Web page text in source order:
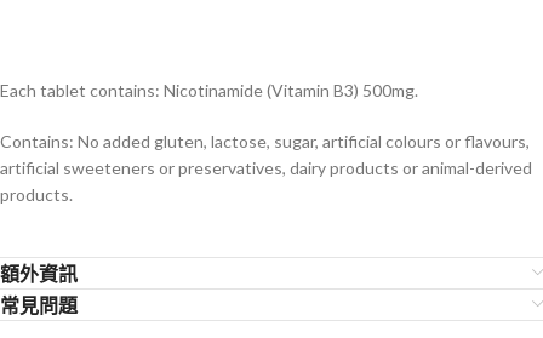
Each tablet contains: Nicotinamide (Vitamin B3) 500mg.
Contains: No added gluten, lactose, sugar, artificial colours or flavours,
artificial sweeteners or preservatives, dairy products or animal-derived
products.
額外資訊
常見問題